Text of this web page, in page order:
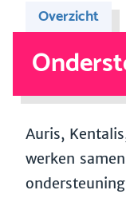
Overzicht
Auris,
werken